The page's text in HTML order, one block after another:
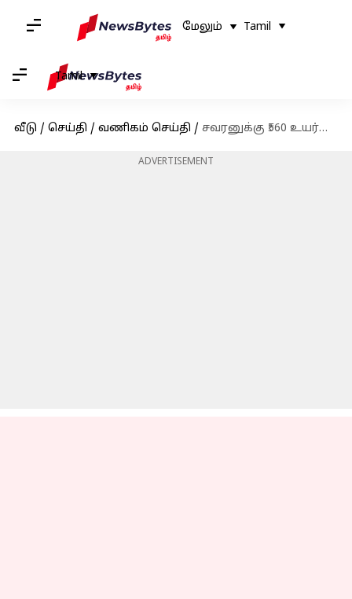
மேலும் Tamil
Tamil
வீடு / செய்தி / வணிகம் செய்தி / சவரனுக்கு ₹560 உயர்வு; இன்றைய (ஆகஸ்ட் 8) தங்கம் வெள்ளி விலை நிலவரம்
ADVERTISEMENT